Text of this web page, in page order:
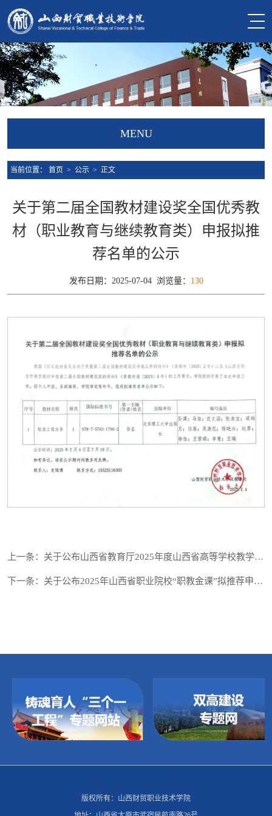
MENU
当前位置： 首页 > 公示 > 正文
关于第二届全国教材建设奖全国优秀教
材（职业教育与继续教育类）申报拟推
荐名单的公示
发布日期：2025-07-04 浏览量： 130
上一条：关于公布山西省教育厅2025年度山西省高等学校教学改革创新项目（思想政...
下一条：关于公布2025年山西省职业院校“职教金课”拟推荐申报名单的通知
版权所有：山西财贸职业技术学院